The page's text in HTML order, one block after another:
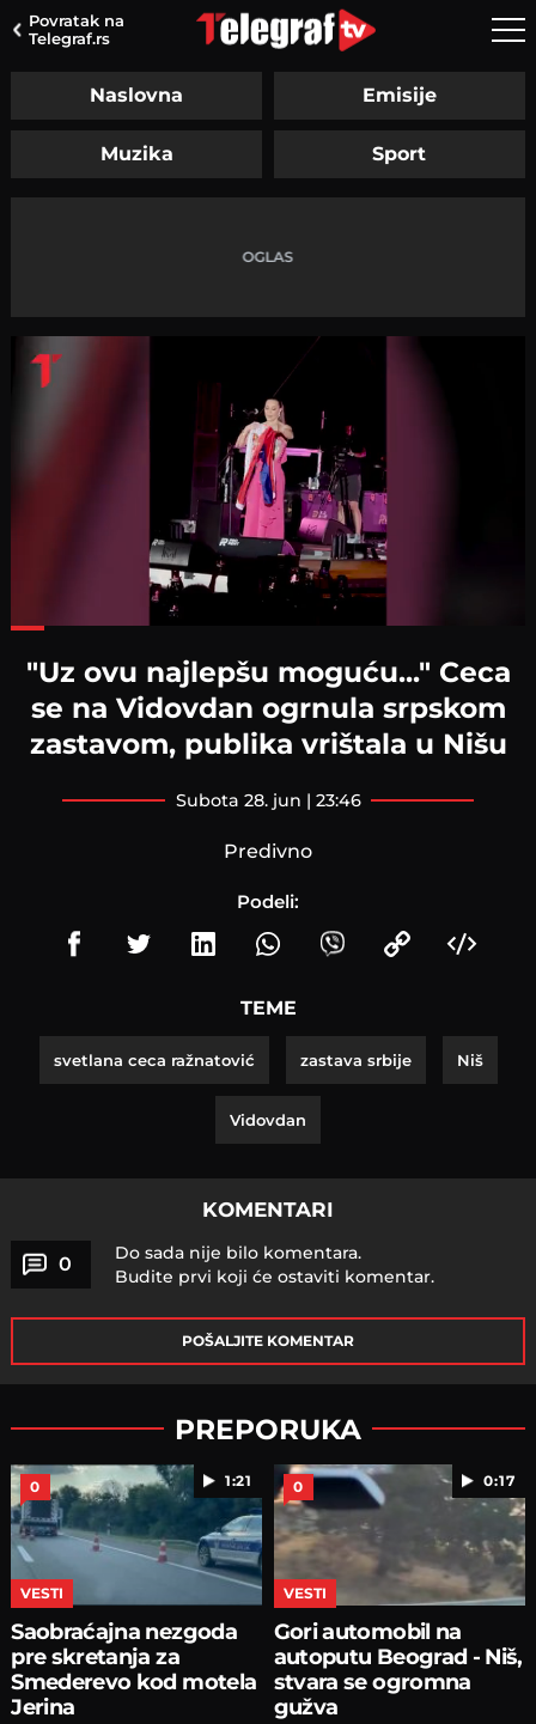
Povratak na
Telegraf.rs
Naslovna Emisije
Muzika Sport
"Uz ovu najlepšu moguću..." Ceca
se na Vidovdan ogrnula srpskom
zastavom, publika vrištala u Nišu
subota 28. jun | 23:46
Predivno
Podeli:
TEME
svetlana ceca ražnatović zastava srbije Niš
Vidovdan
KOMENTARI
0
Do sada nije bilo komentara.
Budite prvi koji će ostaviti komentar.
POŠALJITE KOMENTAR
PREPORUKA
1:21
0
VESTI
Saobraćajna nezgoda
pre skretanja za
Smederevo kod motela
Jerina
0:17
0
VESTI
Gori automobil na
autoputu Beograd - Niš,
stvara se ogromna
gužva